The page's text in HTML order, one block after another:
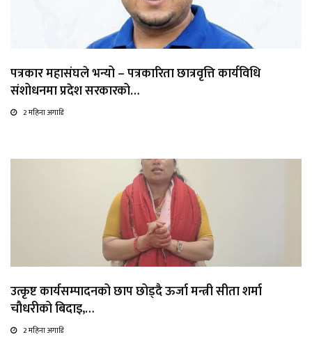
पत्रकार महासंघले भन्यो – पत्रकारिता छात्रवृत्ति कार्यविधि
संशोधनमा प्रदेश सरकारको…
2 महिना अगाडि
उत्कृष्ट कार्यसम्पादनको छाप छोड्दै ऊर्जा मन्त्री सीता शर्मा
चौधरीको बिदाइ,…
2 महिना अगाडि